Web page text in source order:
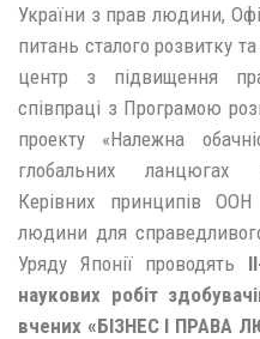
України з прав людини,
питань сталого розвитку
центр з підвищення
співпраці з Програмою
проекту «Належна
глобальних ланцюгах
Керівних принципів
людини для
Уряду Японії проводять
наукових робіт
вчених «БІЗНЕС І ПРАВА